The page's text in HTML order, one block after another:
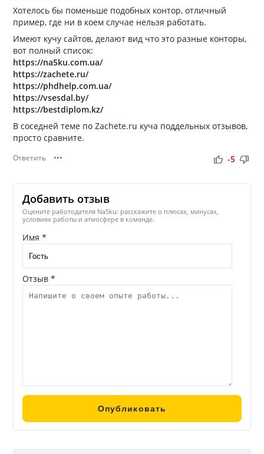
Хотелось бы поменьше подобных контор, отличный
пример, где ни в коем случае нельзя работать.
Имеют кучу сайтов, делают вид что это разные конторы,
вот полный список:
https://na5ku.com.ua/
https://zachete.ru/
https://phdhelp.com.ua/
https://vsesdal.by/
https://bestdiplom.kz/
В соседней теме по Zachete.ru куча поддельных отзывов,
просто сравните.
Ответить ••• thumb_up thumb_down
-5
Добавить отзыв
Оцените работодателя Na5ku: расскажите о плюсах, минусах,
условиях работы и атмосфере в команде.
Имя *
Отзыв *